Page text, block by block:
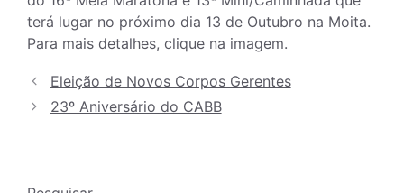
terá lugar no próximo dia 13 de Outubro na Moita.
Para mais detalhes, clique na imagem.
Eleição de Novos Corpos Gerentes
23º Aniversário do CABB